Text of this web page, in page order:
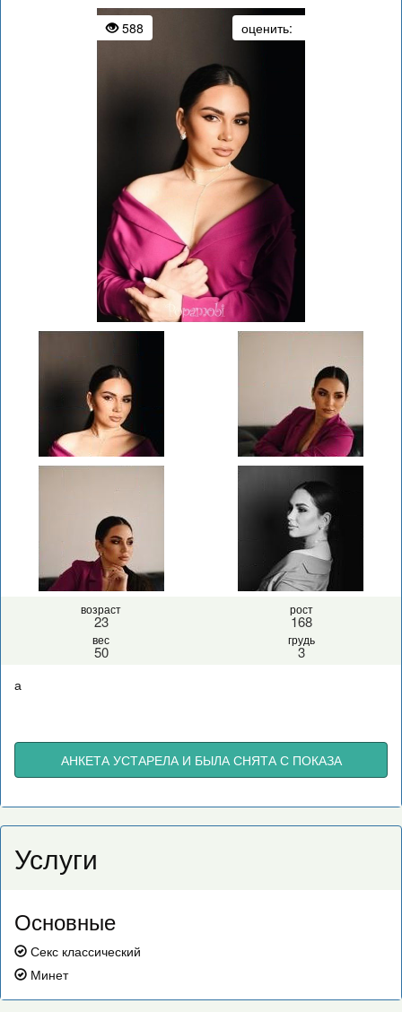
588 оценить:
возраст
23
рост
168
вес
50
грудь
3
а
АНКЕТА УСТАРЕЛА И БЫЛА СНЯТА С ПОКАЗА
Услуги
Основные
Секс классический
Минет